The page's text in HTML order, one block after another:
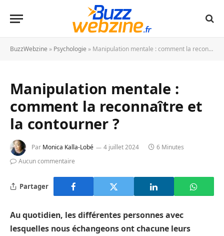
BuzzWebzine » Psychologie » Manipulation mentale : comment la reconnaître et la contourner ?
Manipulation mentale :
comment la reconnaître et
la contourner ?
Par Monica Kalla-Lobé 4 juillet 2024
6 Minutes
Aucun commentaire
Partager
Au quotidien, les différentes personnes avec
lesquelles nous échangeons ont chacune leurs